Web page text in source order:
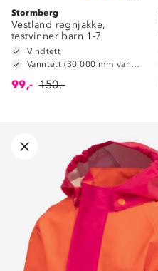
Stormberg
Vestland regnjakke,
testvinner barn 1-7
Vindtett
Vanntett (30 000 mm vannsøyle)
99,- 150,-